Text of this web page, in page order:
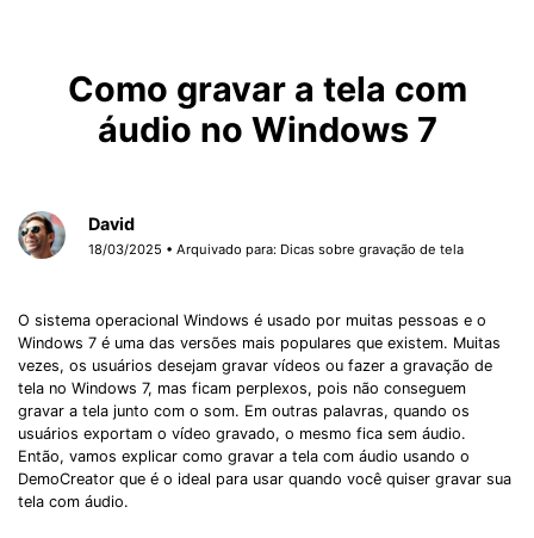
Como gravar a tela com
áudio no Windows 7
David
18/03/2025 • Arquivado para: Dicas sobre gravação de tela
O sistema operacional Windows é usado por muitas pessoas e o
Windows 7 é uma das versões mais populares que existem. Muitas
vezes, os usuários desejam gravar vídeos ou fazer a gravação de
tela no Windows 7, mas ficam perplexos, pois não conseguem
gravar a tela junto com o som. Em outras palavras, quando os
usuários exportam o vídeo gravado, o mesmo fica sem áudio.
Então, vamos explicar como gravar a tela com áudio usando o
DemoCreator que é o ideal para usar quando você quiser gravar sua
tela com áudio.